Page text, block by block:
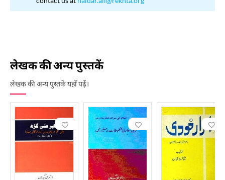
लेखक की अन्य पुस्तकें
लेखक की अन्य पुस्तकें यहाँ पढ़ें।